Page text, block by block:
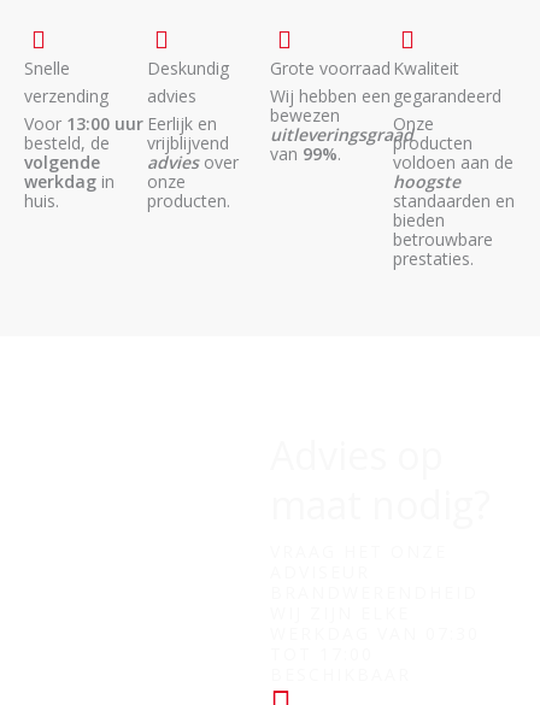
Snelle
verzending
Voor 13:00 uur
besteld, de
volgende
werkdag in
huis.
Deskundig
advies
Eerlijk en
vrijblijvend
adviesover
onze
producten.
Grote voorraad
Wij hebben een
bewezen
uitleveringsgraad
van 99%.
Kwaliteit
gegarandeerd
Onze
producten
voldoen aan de
hoogste
standaarden en
bieden
betrouwbare
prestaties.